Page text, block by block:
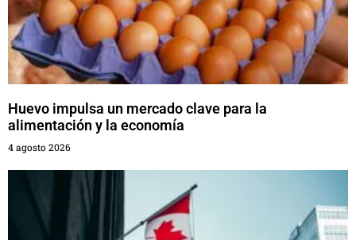
Huevo impulsa un mercado clave para la
alimentación y la economía
4 agosto 2026